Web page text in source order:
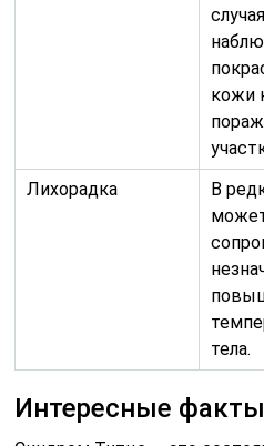
кожи
Лихорадка
В
тела.
Интересные факты